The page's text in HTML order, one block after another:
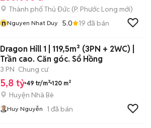
Thành phố Thủ Đức (P. Phước Long mới)
nNguyen Nhat Duy 5.0 19 đã bán
Dragon Hill 1 | 119,5m² (3PN + 2WC) |
Trần cao. Căn góc. Sổ Hồng
3 PN Chung cư
5,8 tỷ 49 tr/m² 120 m²
Huyện Nhà Bè
Huy Nguyễn 1 đã bán